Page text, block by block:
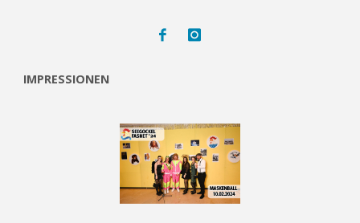
IMPRESSIONEN